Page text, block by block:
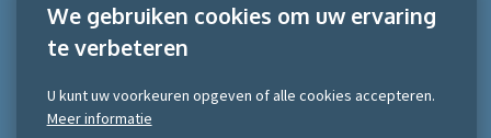
Meer informatie
Algemene voorwaarden
Algemene voorwaarden NRTO consumentenmarkt
We gebruiken cookies om uw ervaring
te verbeteren
U kunt uw voorkeuren opgeven of alle cookies accepteren.
Meer informatie